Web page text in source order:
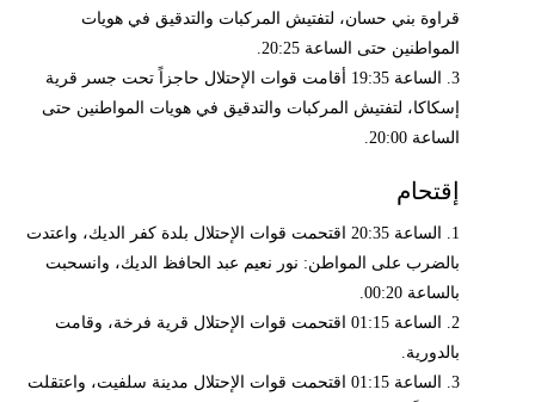
قراوة بني حسان، لتفتيش المركبات والتدقيق في هويات
المواطنين حتى الساعة 20:25.
3. الساعة 19:35 أقامت قوات الإحتلال حاجزاً تحت جسر قرية
إسكاكا، لتفتيش المركبات والتدقيق في هويات المواطنين حتى
الساعة 20:00.
إقتحام
1. الساعة 20:35 اقتحمت قوات الإحتلال بلدة كفر الديك، واعتدت
بالضرب على المواطن: نور نعيم عبد الحافظ الديك، وانسحبت
بالساعة 00:20.
2. الساعة 01:15 اقتحمت قوات الإحتلال قرية فرخة، وقامت
بالدورية.
3. الساعة 01:15 اقتحمت قوات الإحتلال مدينة سلفيت، واعتقلت